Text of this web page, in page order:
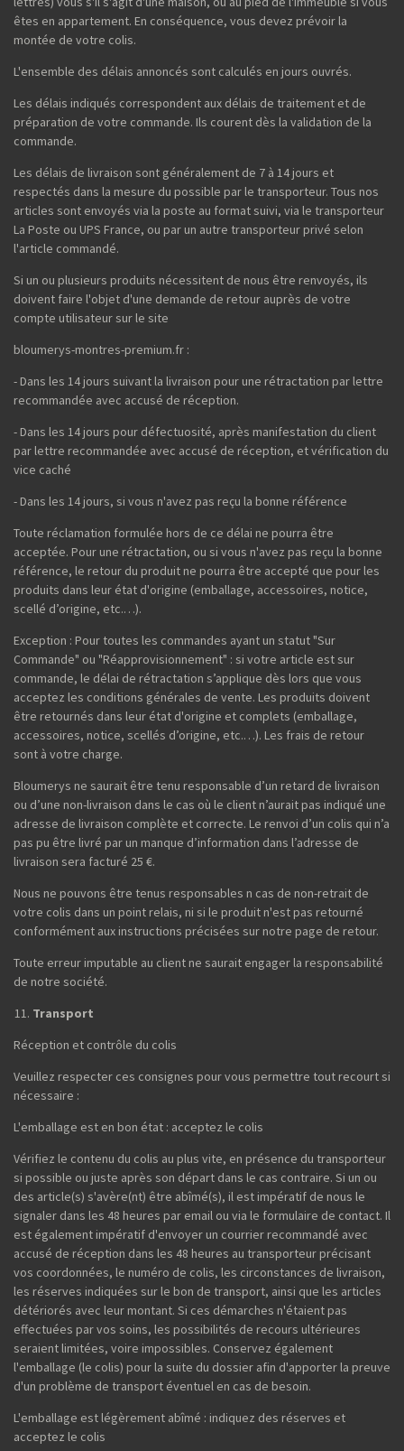
êtes en appartement. En conséquence, vous devez prévoir la
montée de votre colis.
L'ensemble des délais annoncés sont calculés en jours ouvrés.
Les délais indiqués correspondent aux délais de traitement et de
préparation de votre commande. Ils courent dès la validation de la
commande.
Les délais de livraison sont généralement de 7 à 14 jours et
respectés dans la mesure du possible par le transporteur. Tous nos
articles sont envoyés via la poste au format suivi, via le transporteur
La Poste ou UPS France, ou par un autre transporteur privé selon
l'article commandé.
Si un ou plusieurs produits nécessitent de nous être renvoyés, ils
doivent faire l'objet d'une demande de retour auprès de votre
compte utilisateur sur le site
bloumerys-montres-premium.fr :
- Dans les 14 jours suivant la livraison pour une rétractation par lettre
recommandée avec accusé de réception.
- Dans les 14 jours pour défectuosité, après manifestation du client
par lettre recommandée avec accusé de réception, et vérification du
vice caché
- Dans les 14 jours, si vous n'avez pas reçu la bonne référence
Toute réclamation formulée hors de ce délai ne pourra être
acceptée. Pour une rétractation, ou si vous n'avez pas reçu la bonne
référence, le retour du produit ne pourra être accepté que pour les
produits dans leur état d'origine (emballage, accessoires, notice,
scellé d’origine, etc.…).
Exception : Pour toutes les commandes ayant un statut "Sur
Commande" ou "Réapprovisionnement" : si votre article est sur
commande, le délai de rétractation s’applique dès lors que vous
acceptez les conditions générales de vente. Les produits doivent
être retournés dans leur état d'origine et complets (emballage,
accessoires, notice, scellés d’origine, etc.…). Les frais de retour
sont à votre charge.
Bloumerys ne saurait être tenu responsable d’un retard de livraison
ou d’une non-livraison dans le cas où le client n’aurait pas indiqué une
adresse de livraison complète et correcte. Le renvoi d’un colis qui n’a
pas pu être livré par un manque d’information dans l’adresse de
livraison sera facturé 25 €.
Nous ne pouvons être tenus responsables n cas de non-retrait de
votre colis dans un point relais, ni si le produit n'est pas retourné
conformément aux instructions précisées sur notre page de retour.
Toute erreur imputable au client ne saurait engager la responsabilité
de notre société.
Transport
Réception et contrôle du colis
Veuillez respecter ces consignes pour vous permettre tout recourt si
nécessaire :
L'emballage est en bon état : acceptez le colis
Vérifiez le contenu du colis au plus vite, en présence du transporteur
si possible ou juste après son départ dans le cas contraire. Si un ou
des article(s) s'avère(nt) être abîmé(s), il est impératif de nous le
signaler dans les 48 heures par email ou via le formulaire de contact. Il
est également impératif d'envoyer un courrier recommandé avec
accusé de réception dans les 48 heures au transporteur précisant
vos coordonnées, le numéro de colis, les circonstances de livraison,
les réserves indiquées sur le bon de transport, ainsi que les articles
détériorés avec leur montant. Si ces démarches n'étaient pas
effectuées par vos soins, les possibilités de recours ultérieures
seraient limitées, voire impossibles. Conservez également
l'emballage (le colis) pour la suite du dossier afin d'apporter la preuve
d'un problème de transport éventuel en cas de besoin.
L'emballage est légèrement abîmé : indiquez des réserves et
acceptez le colis